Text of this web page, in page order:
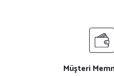
Müşteri